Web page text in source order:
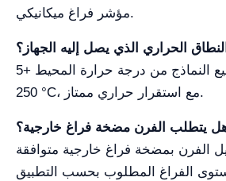
مؤشر فراغ ميكانيكي.
الحراري الذي يصل إليه الجهاز؟
تعمل جميع النماذج من درجة حرارة المحيط +5 °C وحتى
250 °C، مع استقرار حراري ممتاز.
يتطلب الفرن مضخة فراغ خارجية؟
الفرن بمضخة فراغ خارجية متوافقة